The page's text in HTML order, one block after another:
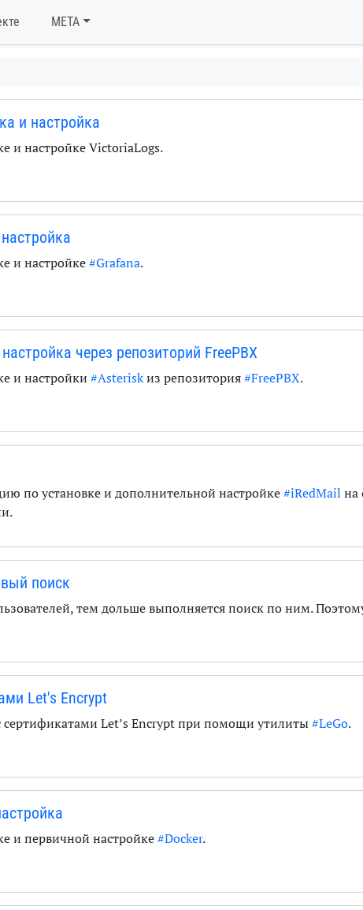
META
и настройка
и настройкеVictoriaLogs.
и настройке#Grafana.
через репозиторий FreePBX
и настройки #Asteriskиз репозитория#FreePBX.
по установке и дополнительной настройке#iRedMail на
поиск
тем дольше выполняется поиск по ним.
Let's Encrypt
сертификатами Let’s Encrypt при помощи утилиты#LeGo.
и первичной настройке#Docker.